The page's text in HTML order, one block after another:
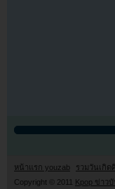
หน้าแรก youzab รวมวันเกิด
Copyright © 2011 Kpop ข่าว